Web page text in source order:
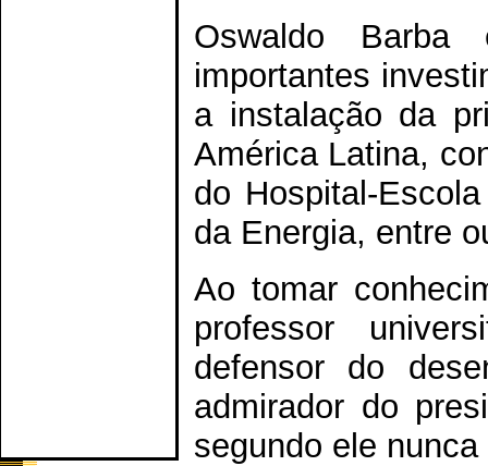
Oswaldo
importantes
a instalação da
América Latina,
do Hospital-
da Energia, entre
Ao tomar
professor
defensor do
admirador do
segundo ele